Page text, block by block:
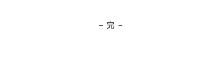
－ 完 －